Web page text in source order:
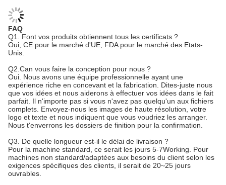
FAQ
Q1. Font vos produits obtiennent tous les certificats ?
Oui, CE pour le marché d'UE, FDA pour le marché des Etats-
Unis.
Q2.Can vous faire la conception pour nous ?
Oui. Nous avons une équipe professionnelle ayant une
expérience riche en concevant et la fabrication. Dites-juste nous
que vos idées et nous aiderons à effectuer vos idées dans le fait
parfait. Il n'importe pas si vous n'avez pas quelqu'un aux fichiers
complets. Envoyez-nous les images de haute résolution, votre
logo et texte et nous indiquent que vous voudriez les arranger.
Nous t'enverrons les dossiers de finition pour la confirmation.
Q3. De quelle longueur est-il le délai de livraison ?
Pour la machine standard, ce serait les jours 5-7Working. Pour
machines non standard/adaptées aux besoins du client selon les
exigences spécifiques des clients, il serait de 20~25 jours
ouvrables.